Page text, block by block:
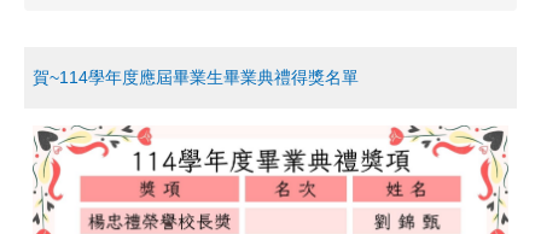
賀~114學年度應屆畢業生畢業典禮得獎名單